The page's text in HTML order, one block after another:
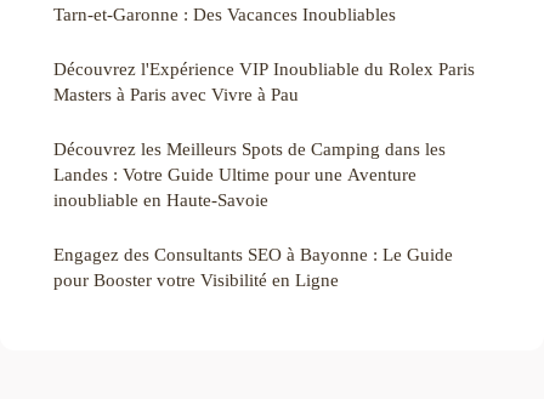
Tarn-et-Garonne : Des Vacances Inoubliables
Découvrez l'Expérience VIP Inoubliable du Rolex Paris
Masters à Paris avec Vivre à Pau
Découvrez les Meilleurs Spots de Camping dans les
Landes : Votre Guide Ultime pour une Aventure
inoubliable en Haute-Savoie
Engagez des Consultants SEO à Bayonne : Le Guide
pour Booster votre Visibilité en Ligne